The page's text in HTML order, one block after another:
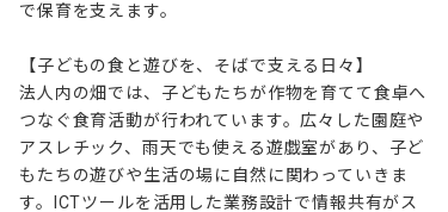
で保育を支えます。
【子どもの食と遊びを、そばで支える日々】
法人内の畑では、子どもたちが作物を育てて食卓へ
つなぐ食育活動が行われています。広々した園庭や
アスレチック、雨天でも使える遊戯室があり、子ど
もたちの遊びや生活の場に自然に関わっていきま
す。ICTツールを活用した業務設計で情報共有がス